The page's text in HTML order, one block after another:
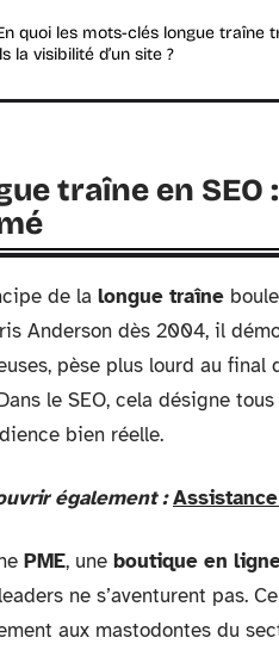
quoi les mots-clés longue traîne
la visibilité d’un site ?
traîne en
de la longue traîne
Anderson dès 2004, il
pèse plus lourd au
le SEO, cela désigne
bien réelle.
également :
PME, une boutique en
ne s’aventurent pas.
aux mastodontes du